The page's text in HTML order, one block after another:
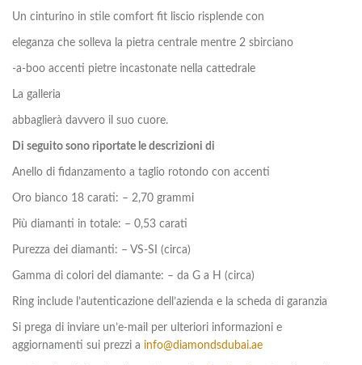
Un cinturino in stile comfort fit liscio risplende con
eleganza che solleva la pietra centrale mentre 2 sbirciano
-a-boo accenti pietre incastonate nella cattedrale
La galleria
abbaglierà davvero il suo cuore.
Di seguito sono riportate le descrizioni di
Anello di fidanzamento a taglio rotondo con accenti
Oro bianco 18 carati: – 2,70 grammi
Più diamanti in totale: – 0,53 carati
Purezza dei diamanti: – VS-SI (circa)
Gamma di colori del diamante: – da G a H (circa)
Ring include l’autenticazione dell’azienda e la scheda di garanzia
Si prega di inviare un’e-mail per ulteriori informazioni e
aggiornamenti sui prezzi a info@diamondsdubai.ae